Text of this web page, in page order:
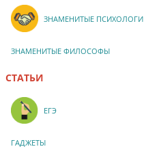
ЗНАМЕНИТЫЕ ПСИХОЛОГИ
ЗНАМЕНИТЫЕ ФИЛОСОФЫ
СТАТЬИ
ЕГЭ
ГАДЖЕТЫ